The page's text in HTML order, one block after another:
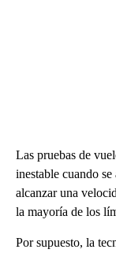
Las pruebas de
inestable cuando
alcanzar una
la mayoría de los
Por supuesto, la